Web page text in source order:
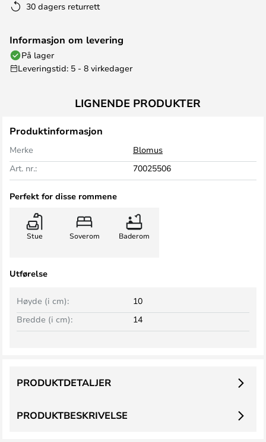
30 dagers returrett
Informasjon om levering
På lager
Leveringstid: 5 - 8 virkedager
LIGNENDE PRODUKTER
Produktinformasjon
Merke
Blomus
Art. nr.:
70025506
Perfekt for disse rommene
Stue Soverom Baderom
Utførelse
Bredde (i cm): 14
Høyde (i cm): 10
PRODUKTBESKRIVELSE
PRODUKTDETALJER